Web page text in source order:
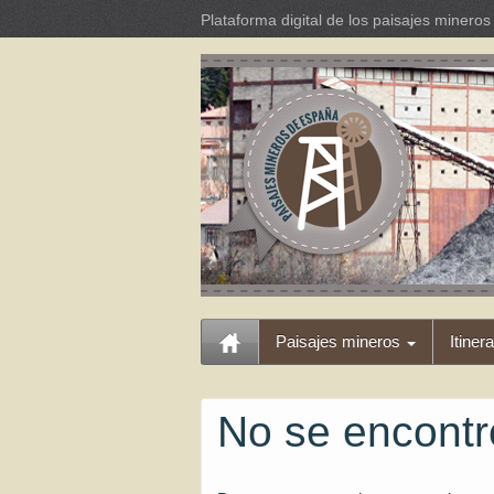
Plataforma digital de los paisajes
Paisajes mineros
No se